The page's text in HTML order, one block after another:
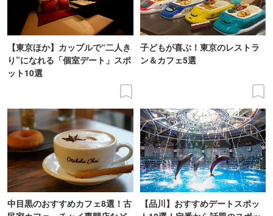
【東京ほか】カップルで“二人き
り”になれる「個室デート」スポ
ット10選
子どもが喜ぶ！東京のレストラ
ン＆カフェ5選
中目黒のおすすめカフェ8選！古
【品川】おすすめデートスポッ